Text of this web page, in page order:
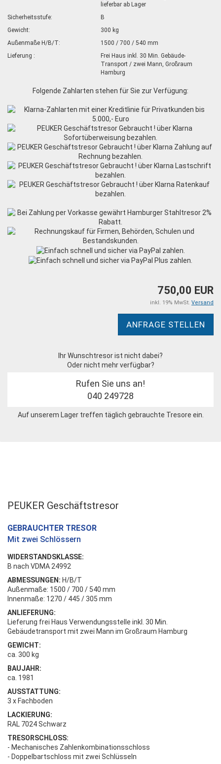
lieferbar ab Lager
Sicherheitsstufe:
B
Gewicht:
300 kg
Außenmaße H/B/T:
1500 / 700 / 540 mm
Lieferung :
Frei Haus inkl. 30 Min. Gebäude-
Transport / zwei Mann, Großraum
Hamburg
Folgende Zahlarten stehen für Sie zur Verfügung:
750,00 EUR
inkl. 19% MwSt. Versand
ANFRAGE STELLEN
Ihr Wunschtresor ist nicht dabei?
Oder nicht mehr verfügbar?
Rufen Sie uns an!
040 249728
Auf unserem Lager treffen täglich gebrauchte Tresore ein.
PEUKER Geschäftstresor
GEBRAUCHTER TRESOR
Mit zwei Schlössern
WIDERSTANDSKLASSE:
B nach VDMA 24992
ABMESSUNGEN: H/B/T
Außenmaße: 1500 / 700 / 540 mm
Innenmaße: 1270 / 445 / 305 mm
ANLIEFERUNG:
Lieferung frei Haus Verwendungsstelle inkl. 30 Min.
Gebäudetransport mit zwei Mann im Großraum Hamburg
GEWICHT:
ca. 300 kg
BAUJAHR:
ca. 1981
AUSSTATTUNG:
3 x Fachboden
LACKIERUNG:
RAL 7024 Schwarz
TRESORSCHLOSS:
- Mechanisches Zahlenkombinationsschloss
- Doppelbartschloss mit zwei Schlüsseln